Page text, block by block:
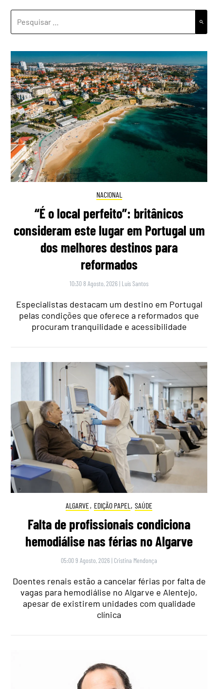
NACIONAL
“É o local perfeito”: britânicos
consideram este lugar em Portugal um
dos melhores destinos para
reformados
10:30 8 Agosto, 2026 | Luís Santos
Especialistas destacam um destino em Portugal
pelas condições que oferece a reformados que
procuram tranquilidade e acessibilidade
ALGARVE, EDIÇÃO PAPEL , SAÚDE
Falta de profissionais condiciona
hemodiálise nas férias no Algarve
05:00 9 Agosto, 2026 | Cristina Mendonça
Doentes renais estão a cancelar férias por falta de
vagas para hemodiálise no Algarve e Alentejo,
apesar de existirem unidades com qualidade
clínica